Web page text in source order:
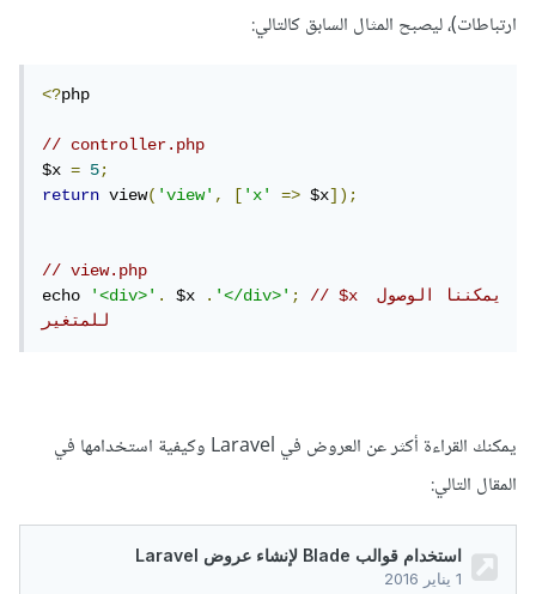
ارتباطات)، ليصبح المثال السابق كالتالي:
<?php
// controller.php
$x = 5;
return view('view', ['x' => $x]);
// view.php
echo '<div>'. $x .'</div>';
// $x يمكننا الوصول
للمتغير
يمكنك القراءة أكثر عن العروض في Laravel وكيفية استخدامها في
المقال التالي: